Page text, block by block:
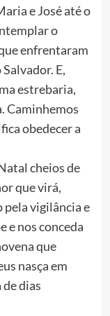
e José até o
o
enfrentaram
E,
estrebaria,
Caminhemos
obedecer a
cheios de
que virá,
vigilância e
e nos conceda
que
nasça em
dias